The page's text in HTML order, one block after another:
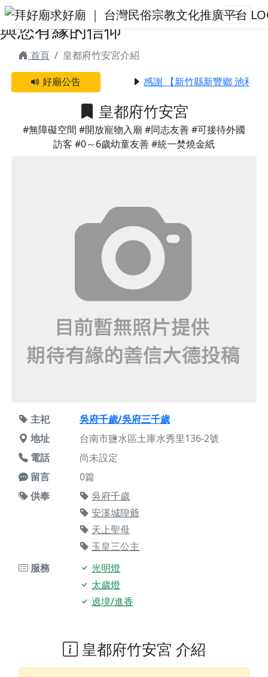
皇都府竹安宮 | 拜好廟求好運 找到
與您有緣的信仰
首頁
皇都府竹安宮介紹
好廟公告
感謝 【新竹縣新豐鄉 池和宮
皇都府竹安宮
#無障礙空間 #開放寵物入廟 #同志友善#可接待外國
訪客 #0～6歲幼童友善#統一焚燒金紙
主祀
吳府千歲/吳府三千歲
地址
台南市鹽水區土庫水秀里136-2號
電話
尚未設定
留言
0篇
供奉
吳府千歲
安溪城隍爺
天上聖母
玉皇三公主
服務
光明燈
太歲燈
遶境/進香
皇都府竹安宮 介紹